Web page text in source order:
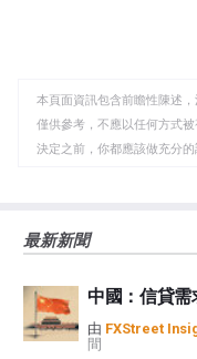
板
本頁面資訊包含前瞻性陳述
僅供參考，不應以任何方式
決定之前，你都應該做充分
觀點，並不代表FXStreet或
如果文章正文中沒有明確提
中都沒有頭寸，也沒有與文
者沒有收到撰寫這篇文章的報
最新新聞
中國：信貸
由 FXStreet
間